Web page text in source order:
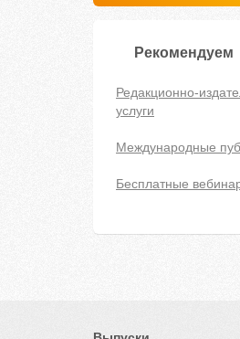
Рекомендуем
Редакционно-
услуги
Международные
Бесплатные